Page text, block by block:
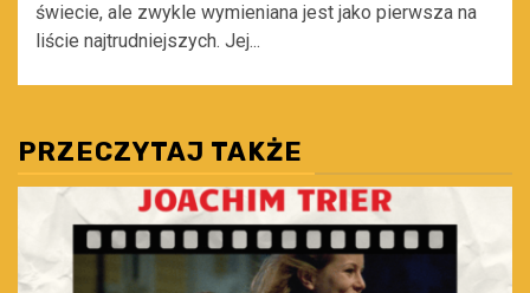
świecie, ale zwykle wymieniana jest jako pierwsza na
liście najtrudniejszych. Jej...
PRZECZYTAJ TAKŻE